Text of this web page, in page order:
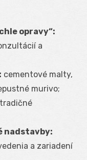
opravy“:
a
cementové malty,
murivo;
nadstavby:
a zariadení